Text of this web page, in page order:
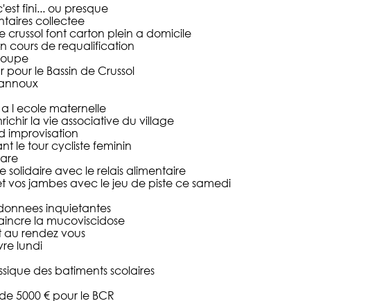
fini... ou presque
collectee
crussol font carton plein a domicile
cours de requalification
le Bassin de Crussol
l ecole maternelle
la vie associative du village
improvisation
le tour cycliste feminin
solidaire avec le relais alimentaire
vos jambes avec le jeu de piste ce samedi
inquietantes
la mucoviscidose
au rendez vous
lundi
des batiments scolaires
5000 € pour le BCR